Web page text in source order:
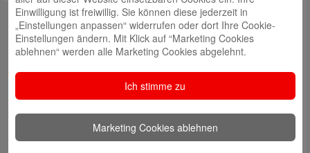
Kontakt
mail@sparkasse-odenwaldkreis.de
Auch per WhatsApp erreichbar!
Neueste Beiträge
Sparkassen Kino Open-Air-Sommer 2026 startet
Einwilligung ist freiwillig. Sie können diese jederzeit in
„Einstellungen anpassen“ widerrufen oder dort Ihre Cookie-
Einstellungen ändern. Mit Klick auf “Marketing Cookies
ablehnen“ werden alle Marketing Cookies abgelehnt.
Ich stimme zu
Marketing Cookies ablehnen